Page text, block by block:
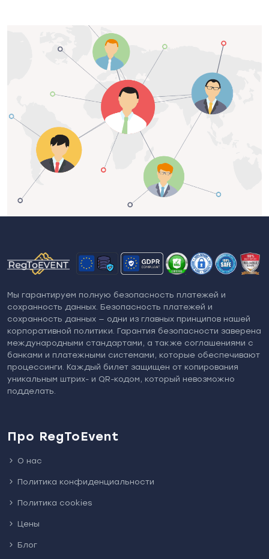
Мы гарантируем полную безопасность платежей и
сохранность данных. Безопасность платежей и
сохранность данных — одни из главных принципов нашей
корпоративной политики. Гарантия безопасности заверена
международными стандартами, а также соглашениями с
банками и платежными системами, которые обеспечивают
процессинги. Каждый билет защищен от копирования
уникальным штрих- и QR-кодом, который невозможно
подделать.
Про RegToEvent
О нас
Политика конфиденциальности
Политика cookies
Цены
Блог